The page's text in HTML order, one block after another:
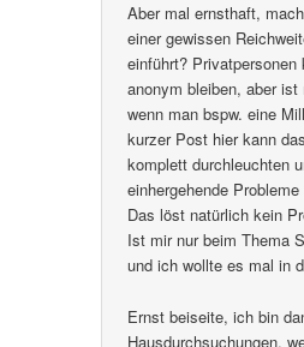
Aber mal ernsthaft,
einer gewissen
einführt?
anonym bleiben, aber
wenn man bspw. eine
kurzer Post hier kann
komplett durchleuchten
einhergehende
Das löst natürlich kein
Ist mir nur beim Thema
und ich wollte es mal in
Ernst beiseite, ich bin
Hausdurchsuchungen,